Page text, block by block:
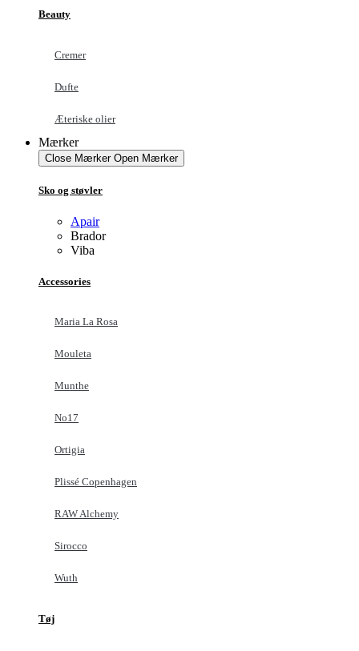
Beauty
Cremer
Dufte
Æteriske olier
Mærker
Close Mærker Open Mærker
Sko og støvler
Apair
Brador
Viba
Accessories
Maria La Rosa
Mouleta
Munthe
No17
Ortigia
Plissé Copenhagen
RAW Alchemy
Sirocco
Wuth
Tøj